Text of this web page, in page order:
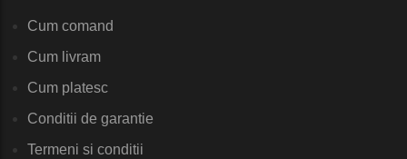
Cum comand
Cum livram
Cum platesc
Conditii de garantie
Termeni si conditii